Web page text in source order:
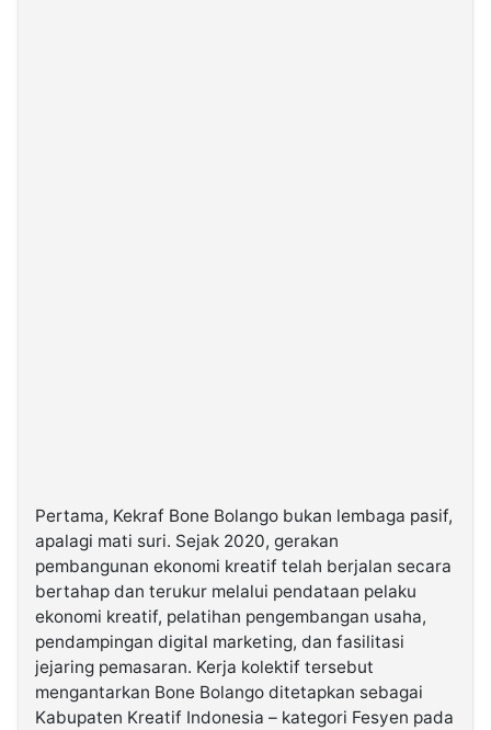
Pertama, Kekraf Bone Bolango bukan lembaga pasif,
apalagi mati suri. Sejak 2020, gerakan
pembangunan ekonomi kreatif telah berjalan secara
bertahap dan terukur melalui pendataan pelaku
ekonomi kreatif, pelatihan pengembangan usaha,
pendampingan digital marketing, dan fasilitasi
jejaring pemasaran. Kerja kolektif tersebut
mengantarkan Bone Bolango ditetapkan sebagai
Kabupaten Kreatif Indonesia – kategori Fesyen pada